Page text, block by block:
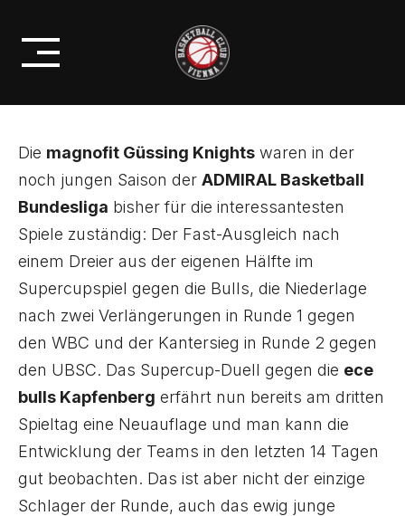
content
BC ZEPTER VIENNA ZU GAST BEI
DEN GUNNERS
Die magnofit Güssing Knights waren in der
noch jungen Saison der ADMIRAL Basketball
Bundesliga bisher für die interessantesten
Spiele zuständig: Der Fast-Ausgleich nach
einem Dreier aus der eigenen Hälfte im
Supercupspiel gegen die Bulls, die Niederlage
nach zwei Verlängerungen in Runde 1 gegen
den WBC und der Kantersieg in Runde 2 gegen
den UBSC. Das Supercup-Duell gegen die ece
bulls Kapfenberg erfährt nun bereits am dritten
Spieltag eine Neuauflage und man kann die
Entwicklung der Teams in den letzten 14 Tagen
gut beobachten. Das ist aber nicht der einzige
Schlager der Runde, auch das ewig junge